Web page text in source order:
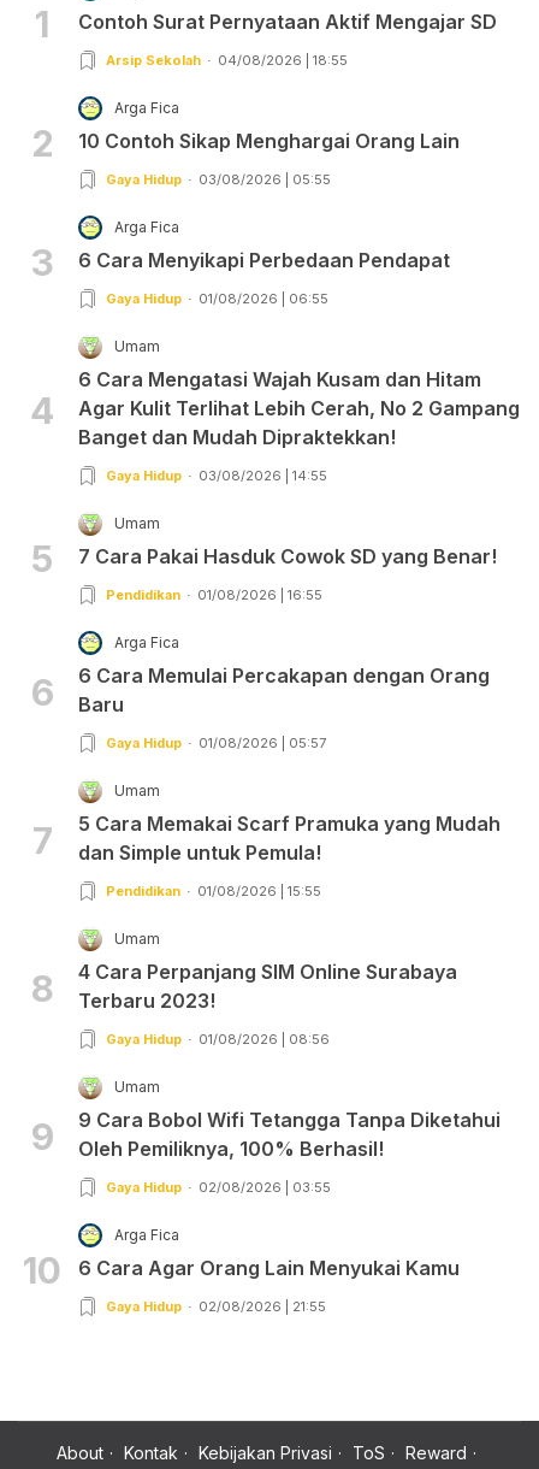
1 Contoh Surat Pernyataan Aktif Mengajar SD
Arsip Sekolah 04/08/2026 | 18:55
2
Arga Fica
10 Contoh Sikap Menghargai Orang Lain
Gaya Hidup 03/08/2026 | 05:55
3
Arga Fica
6 Cara Menyikapi Perbedaan Pendapat
Gaya Hidup 01/08/2026 | 06:55
4
Umam
6 Cara Mengatasi Wajah Kusam dan Hitam
Agar Kulit Terlihat Lebih Cerah, No 2 Gampang
Banget dan Mudah Dipraktekkan!
Gaya Hidup 03/08/2026 | 14:55
5
Umam
7 Cara Pakai Hasduk Cowok SD yang Benar!
Pendidikan 01/08/2026 | 16:55
6
Arga Fica
6 Cara Memulai Percakapan dengan Orang
Baru
Gaya Hidup 01/08/2026 | 05:57
7
Umam
5 Cara Memakai Scarf Pramuka yang Mudah
dan Simple untuk Pemula!
Pendidikan 01/08/2026 | 15:55
8
Umam
4 Cara Perpanjang SIM Online Surabaya
Terbaru 2023!
Gaya Hidup 01/08/2026 | 08:56
9
Umam
9 Cara Bobol Wifi Tetangga Tanpa Diketahui
Oleh Pemiliknya, 100% Berhasil!
Gaya Hidup 02/08/2026 | 03:55
10
Arga Fica
6 Cara Agar Orang Lain Menyukai Kamu
Gaya Hidup 02/08/2026 | 21:55
About Kontak Kebijakan Privasi ToS
Reward